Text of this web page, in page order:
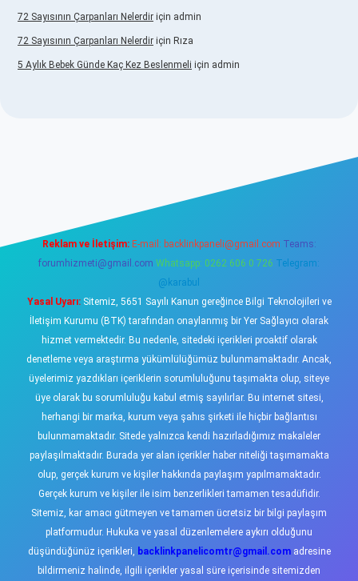
72 Sayısının Çarpanları Nelerdir için admin
72 Sayısının Çarpanları Nelerdir için Rıza
5 Aylık Bebek Günde Kaç Kez Beslenmeli için admin
Reklam ve İletişim: E-mail: backlinkpaneli@gmail.com Teams:
forumhizmeti@gmail.com Whatsapp: 0262 606 0 726 Telegram:
@karabul
Yasal Uyarı:Sitemiz, 5651 Sayılı Kanun gereğince Bilgi Teknolojileri ve
İletişim Kurumu (BTK) tarafından onaylanmış bir Yer Sağlayıcı olarak
hizmet vermektedir. Bu nedenle, sitedeki içerikleri proaktif olarak
denetleme veya araştırma yükümlülüğümüz bulunmamaktadır. Ancak,
üyelerimiz yazdıkları içeriklerin sorumluluğunu taşımakta olup, siteye
üye olarak bu sorumluluğu kabul etmiş sayılırlar. Bu internet sitesi,
herhangi bir marka, kurum veya şahıs şirketi ile hiçbir bağlantısı
bulunmamaktadır. Sitede yalnızca kendi hazırladığımız makaleler
paylaşılmaktadır. Burada yer alan içerikler haber niteliği taşımamakta
olup, gerçek kurum ve kişiler hakkında paylaşım yapılmamaktadır.
Gerçek kurum ve kişiler ile isim benzerlikleri tamamen tesadüfidir.
Sitemiz, kar amacı gütmeyen ve tamamen ücretsiz bir bilgi paylaşım
platformudur. Hukuka ve yasal düzenlemelere aykırı olduğunu
düşündüğünüz içerikleri, backlinkpanelicomtr@gmail.comadresine
bildirmeniz halinde, ilgili içerikler yasal süre içerisinde sitemizden